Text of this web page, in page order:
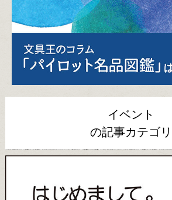
イベント
の記事カテゴリ